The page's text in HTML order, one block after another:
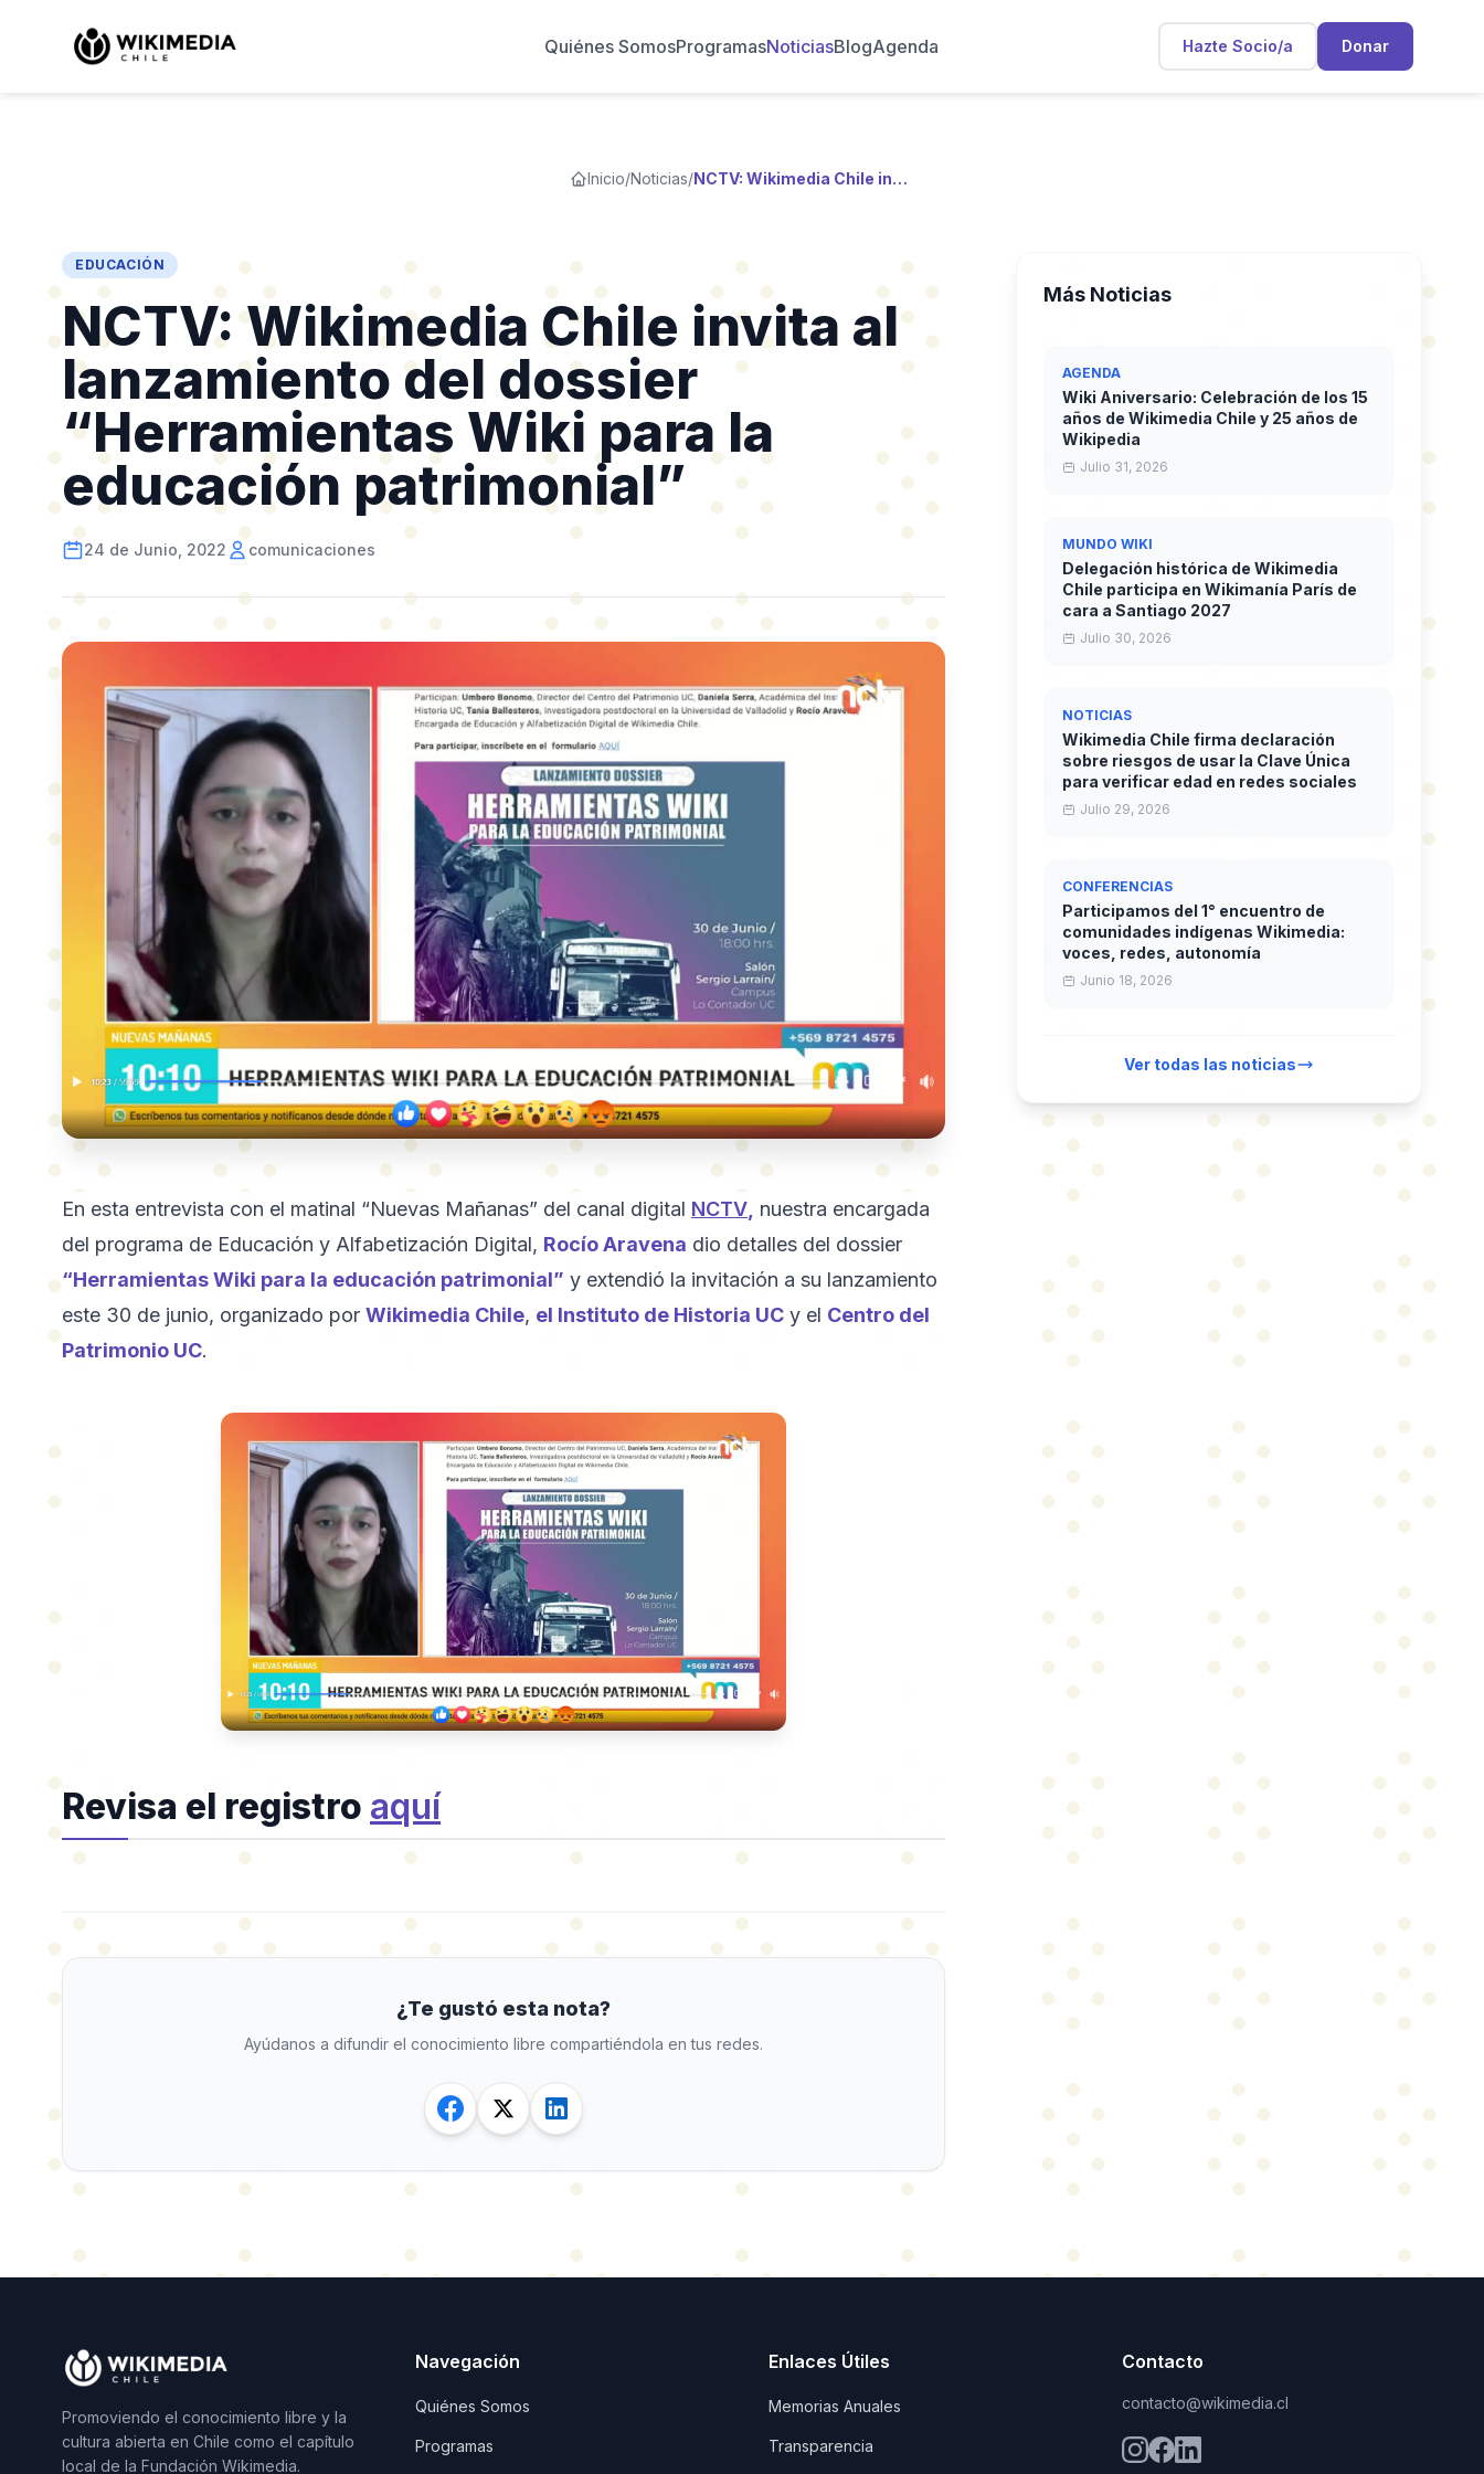
Quiénes SomosProgramasNoticiasBlogAgenda Hazte Socio/a Donar
Inicio/Noticias/ NCTV: Wikimedia Chile invita al lanzamiento del dossier “Herramientas Wiki para la educación patrimonial”
EDUCACIÓN
NCTV: Wikimedia Chile invita al
lanzamiento del dossier
“Herramientas Wiki para la
educación patrimonial”
24 de Junio, 2022 comunicaciones
En esta entrevista con el matinal “Nuevas Mañanas” del canal digital NCTV nuestra encargada
del programa de Educación y Alfabetización Digital, Rocío Aravena dio detalles del dossier
“Herramientas Wiki para la educación patrimonial” y extendió la invitación a su lanzamiento
este 30 de junio, organizado por Wikimedia Chile, el Instituto de Historia UC y el Centro del
Patrimonio UC.
Revisa el registro aquí
¿Te gustó esta nota?
Ayúdanos a difundir el conocimiento libre compartiéndola en tus redes.
Más Noticias
AGENDA
Wiki Aniversario: Celebración de los 15
años de Wikimedia Chile y 25 años de
Wikipedia
Julio 31, 2026
MUNDO WIKI
Delegación histórica de Wikimedia
Chile participa en Wikimanía París de
cara a Santiago 2027
Julio 30, 2026
NOTICIAS
Wikimedia Chile firma declaración
sobre riesgos de usar la Clave Única
para verificar edad en redes sociales
Julio 29, 2026
CONFERENCIAS
Participamos del 1° encuentro de
comunidades indígenas Wikimedia:
voces, redes, autonomía
Junio 18, 2026
Ver todas las noticias
Promoviendo el conocimiento libre y la
cultura abierta en Chile como el capítulo
local de la Fundación Wikimedia.
Navegación
Quiénes Somos
Programas
Enlaces Útiles
Memorias Anuales
Transparencia
Contacto
contacto@wikimedia.cl